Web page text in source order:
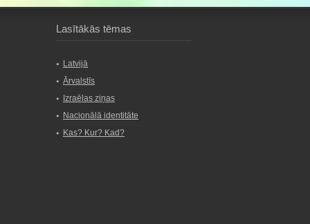
Lasītākās tēmas
Latvijā
Ārvalstīs
Izraēlas ziņas
Nacionālā identitāte
Kas? Kur? Kad?